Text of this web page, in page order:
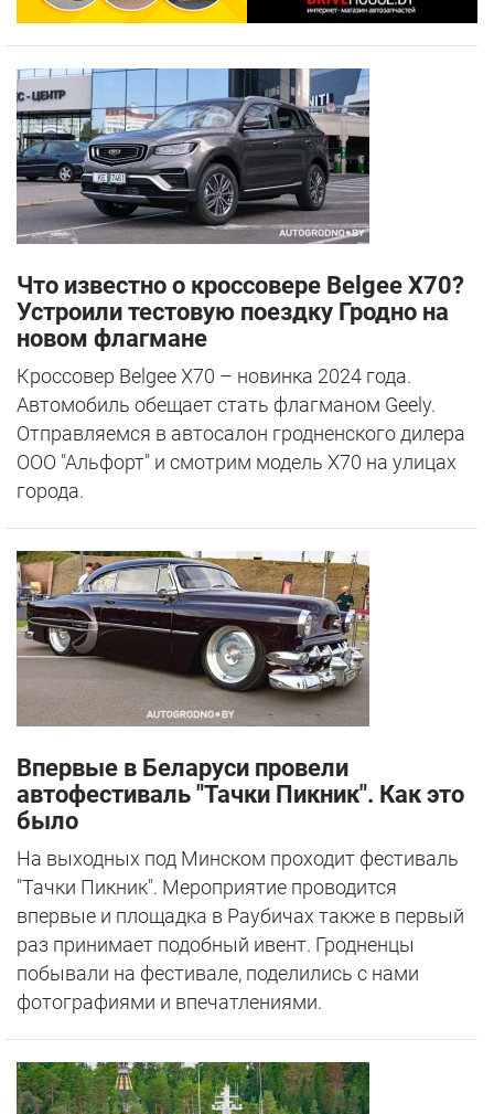
Что известно о кроссовере Belgee X70?
Устроили тестовую поездку Гродно на
новом флагмане
Кроссовер Belgee X70 – новинка 2024 года.
Автомобиль обещает стать флагманом Geely.
Отправляемся в автосалон гродненского дилера
ООО "Альфорт" и смотрим модель X70 на улицах
города.
Впервые в Беларуси провели
автофестиваль "Тачки Пикник". Как это
было
На выходных под Минском проходит фестиваль
"Тачки Пикник". Мероприятие проводится
впервые и площадка в Раубичах также в первый
раз принимает подобный ивент. Гродненцы
побывали на фестивале, поделились с нами
фотографиями и впечатлениями.